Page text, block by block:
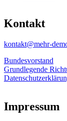
Kontakt
kontakt@mehr-
Bundesvorstand
Grundlegende
Impressum